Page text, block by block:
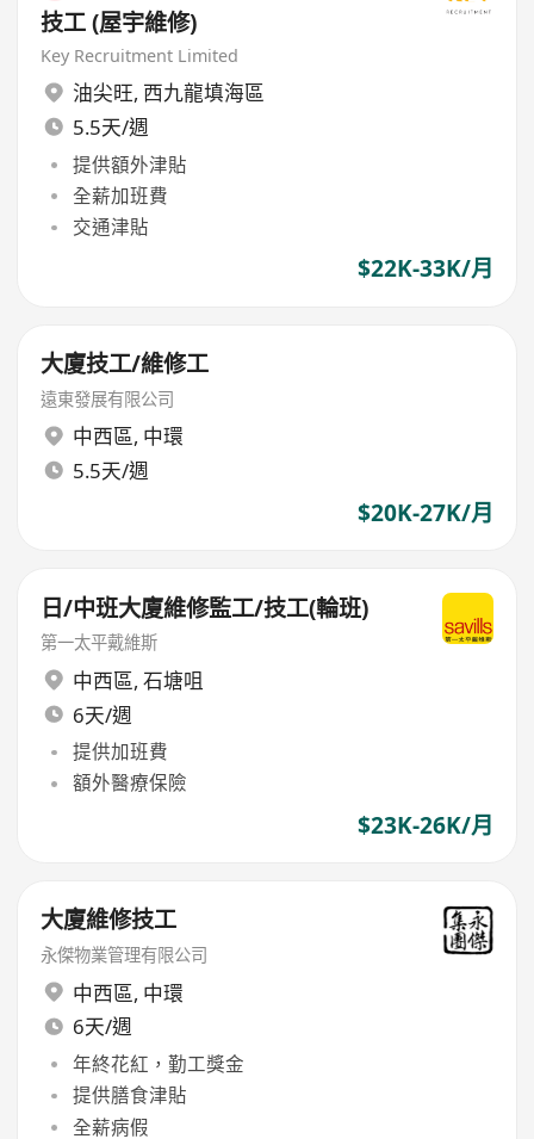
技工 (屋宇維修)
Key Recruitment Limited
油尖旺, 西九龍填海區
5.5天/週
提供額外津貼
全薪加班費
交通津貼
$22K-33K/月
大廈技工/維修工
遠東發展有限公司
中西區, 中環
5.5天/週
$20K-27K/月
日/中班大廈維修監工/技工(輪班)
第一太平戴維斯
中西區, 石塘咀
6天/週
提供加班費
額外醫療保險
$23K-26K/月
大廈維修技工
永傑物業管理有限公司
中西區, 中環
6天/週
年終花紅，勤工獎金
提供膳食津貼
全薪病假